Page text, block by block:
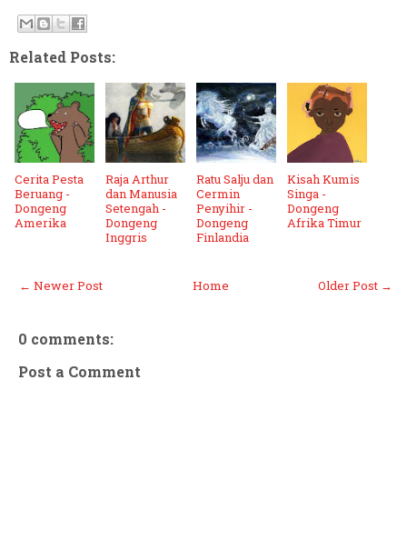
Related Posts:
Cerita Pesta
Beruang -
Dongeng
Amerika
Raja Arthur
dan Manusia
Setengah -
Dongeng
Inggris
Ratu Salju dan
Cermin
Penyihir -
Dongeng
Finlandia
Kisah Kumis
Singa -
Dongeng
Afrika Timur
← Newer Post Older Post →
Home
0 comments:
Post a Comment